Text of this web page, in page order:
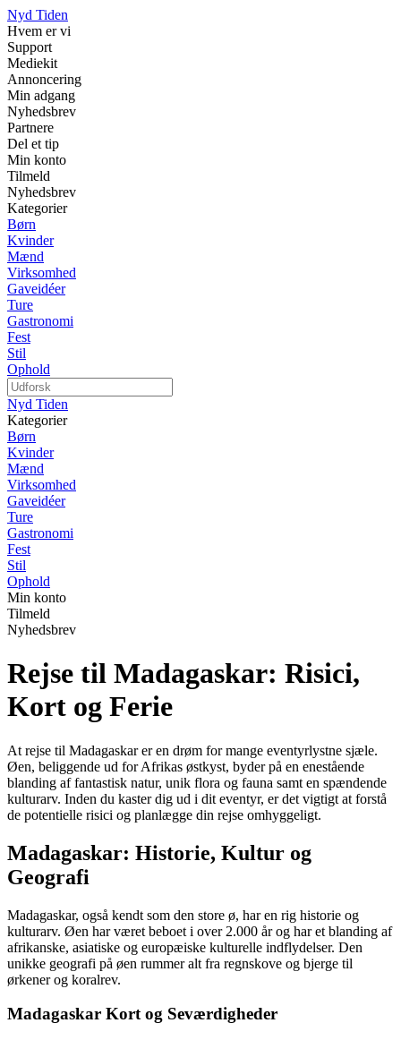
Nyd Tiden
Hvem er vi
Support
Mediekit
Annoncering
Min adgang
Nyhedsbrev
Partnere
Del et tip
Min konto
Tilmeld
Nyhedsbrev
Kategorier
Børn
Kvinder
Mænd
Virksomhed
Gaveidéer
Ture
Gastronomi
Fest
Stil
Ophold
Nyd Tiden
Kategorier
Børn
Kvinder
Mænd
Virksomhed
Gaveidéer
Ture
Gastronomi
Fest
Stil
Ophold
Min konto
Tilmeld
Nyhedsbrev
Rejse til Madagaskar: Risici,
Kort og Ferie
At rejse til Madagaskar er en drøm for mange eventyrlystne sjæle.
Øen, beliggende ud for Afrikas østkyst, byder på en enestående
blanding af fantastisk natur, unik flora og fauna samt en spændende
kulturarv. Inden du kaster dig ud i dit eventyr, er det vigtigt at forstå
de potentielle risici og planlægge din rejse omhyggeligt.
Madagaskar: Historie, Kultur og
Geografi
Madagaskar, også kendt som den store ø, har en rig historie og
kulturarv. Øen har været beboet i over 2.000 år og har et blanding af
afrikanske, asiatiske og europæiske kulturelle indflydelser. Den
unikke geografi på øen rummer alt fra regnskove og bjerge til
ørkener og koralrev.
Madagaskar Kort og Seværdigheder